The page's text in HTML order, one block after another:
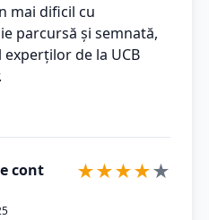
mai dificil cu
parcursă și semnată,
de la UCB
cont
★★★★★